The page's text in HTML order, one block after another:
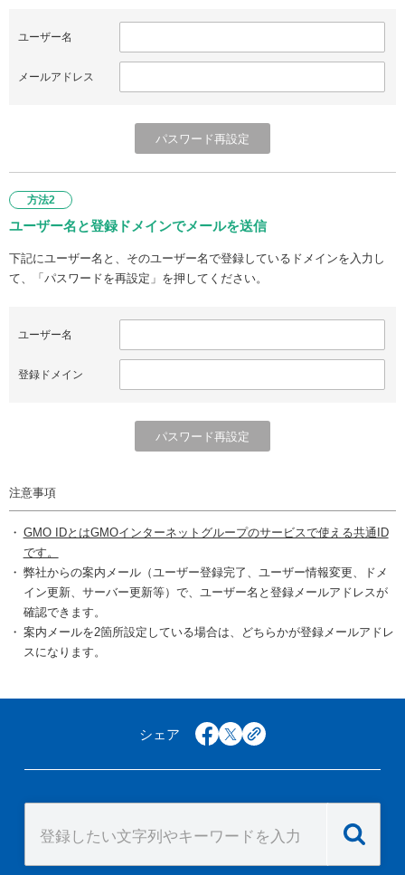
ユーザー名
メールアドレス
方法2
ユーザー名と登録ドメインでメールを送信
下記にユーザー名と、そのユーザー名で登録しているドメインを入力し
て、「パスワードを再設定」を押してください。
ユーザー名
登録ドメイン
注意事項
GMO IDとはGMOインターネットグループのサービスで使える共通ID
です。
弊社からの案内メール（ユーザー登録完了、ユーザー情報変更、ドメ
イン更新、サーバー更新等）で、ユーザー名と登録メールアドレスが
確認できます。
案内メールを2箇所設定している場合は、どちらかが登録メールアドレ
スになります。
シェア facebook
x copy